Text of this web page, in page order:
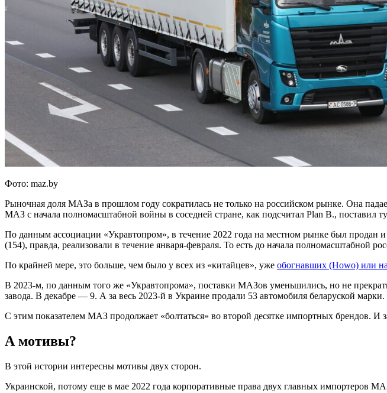
Фото: maz.by
Рыночная доля МАЗа в прошлом году сократилась не только на российском рынке. Она
МАЗ с начала полномасштабной войны в соседней стране, как подсчитал Plan B., поставил
По данным ассоциации «Укравтопром», в течение 2022 года на местном рынке был продан
(154), правда, реализовали в течение января-февраля. То есть до начала полномасштабной
По крайней мере, это больше, чем было у всех из «китайцев», уже обогнавших (Нowo) или
В 2023-м, по данным того же «Укравтопрома», поставки МАЗов уменьшились, но не
завода. В декабре — 9. А за весь 2023-й в Украине продали 53 автомобиля беларуской марки.
С этим показателем МАЗ продолжает «болтаться» во второй десятке импортных брендов. И
А мотивы?
В этой истории интересны мотивы двух сторон.
Украинской, потому еще в мае 2022 года корпоративные права двух главных